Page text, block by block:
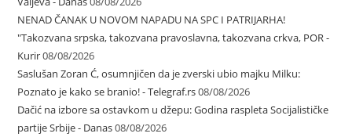
NENAD ČANAK U NOVOM NAPADU NA SPC I PATRIJARHA!
"Takozvana srpska, takozvana pravoslavna, takozvana crkva, POR -
Kurir08/08/2026
Saslušan Zoran Ć, osumnjičen da je zverski ubio majku Milku:
Poznato je kako se branio! - Telegraf.rs08/08/2026
Dačić na izbore sa ostavkom u džepu: Godina raspleta Socijalističke
partije Srbije - Danas08/08/2026